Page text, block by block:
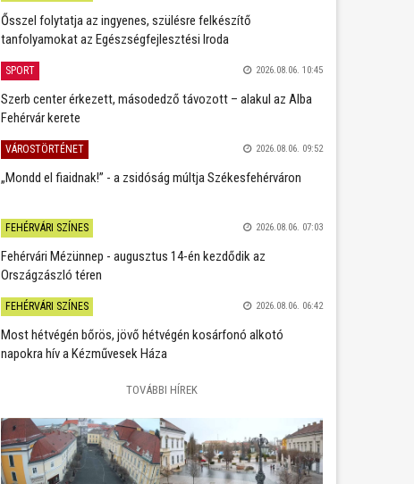
Ősszel folytatja az ingyenes, szülésre felkészítő
tanfolyamokat az Egészségfejlesztési Iroda
SPORT 2026.08.06. 10:45
Szerb center érkezett, másodedző távozott – alakul az Alba
Fehérvár kerete
VÁROSTÖRTÉNET 2026.08.06. 09:52
„Mondd el fiaidnak!” - a zsidóság múltja Székesfehérváron
FEHÉRVÁRI SZÍNES 2026.08.06. 07:03
Fehérvári Mézünnep - augusztus 14-én kezdődik az
Országzászló téren
FEHÉRVÁRI SZÍNES 2026.08.06. 06:42
Most hétvégén bőrös, jövő hétvégén kosárfonó alkotó
napokra hív a Kézművesek Háza
TOVÁBBI HÍREK